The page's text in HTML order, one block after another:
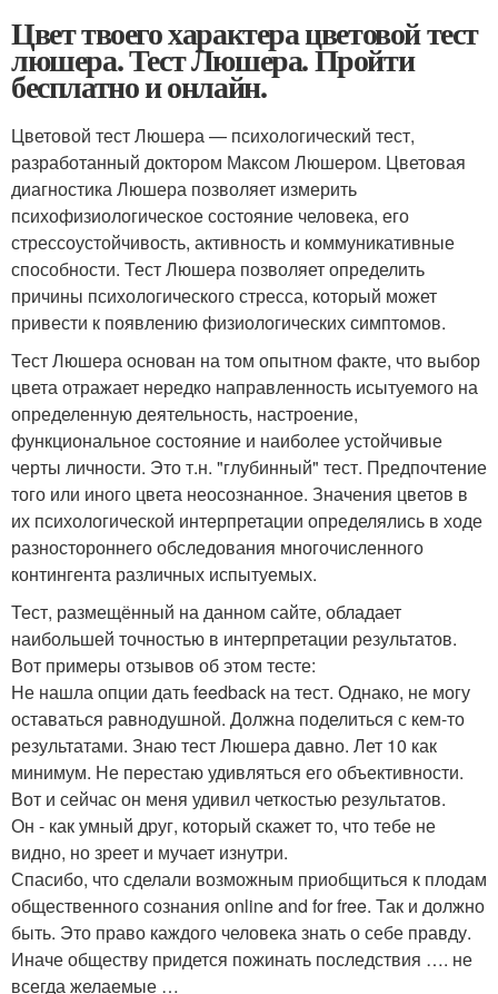
Цвет твоего характера цветовой тест
люшера. Тест Люшера. Пройти
бесплатно и онлайн.
Цветовой тест Люшера — психологический тест,
разработанный доктором Максом Люшером. Цветовая
диагностика Люшера позволяет измерить
психофизиологическое состояние человека, его
стрессоустойчивость, активность и коммуникативные
способности. Тест Люшера позволяет определить
причины психологического стресса, который может
привести к появлению физиологических симптомов.
Тест Люшера основан на том опытном факте, что выбор
цвета отражает нередко направленность исытуемого на
определенную деятельность, настроение,
функциональное состояние и наиболее устойчивые
черты личности. Это т.н. "глубинный" тест. Предпочтение
того или иного цвета неосознанное. Значения цветов в
их психологической интерпретации определялись в ходе
разностороннего обследования многочисленного
контингента различных испытуемых.
Тест, размещённый на данном сайте, обладает
наибольшей точностью в интерпретации результатов.
Вот примеры отзывов об этом тесте:
Не нашла опции дать feedback на тест. Однако, не могу
оставаться равнодушной. Должна поделиться с кем-то
результатами. Знаю тест Люшера давно. Лет 10 как
минимум. Не перестаю удивляться его объективности.
Вот и сейчас он меня удивил четкостью результатов.
Он - как умный друг, который скажет то, что тебе не
видно, но зреет и мучает изнутри.
Спасибо, что сделали возможным приобщиться к плодам
общественного сознания оnline and for free. Так и должно
быть. Это право каждого человека знать о себе правду.
Иначе обществу придется пожинать последствия …. не
всегда желаемые …